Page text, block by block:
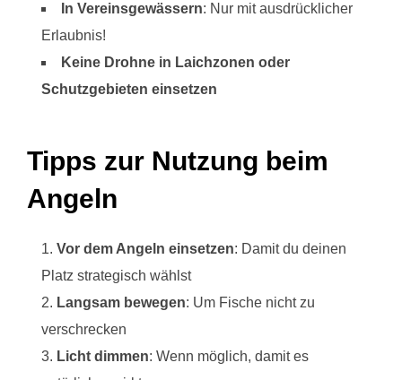
In Vereinsgewässern: Nur mit ausdrücklicher
Erlaubnis!
Keine Drohne in Laichzonen oder
Schutzgebieten einsetzen
Tipps zur Nutzung beim
Angeln
Vor dem Angeln einsetzen: Damit du deinen
Platz strategisch wählst
Langsam bewegen: Um Fische nicht zu
verschrecken
Licht dimmen: Wenn möglich, damit es